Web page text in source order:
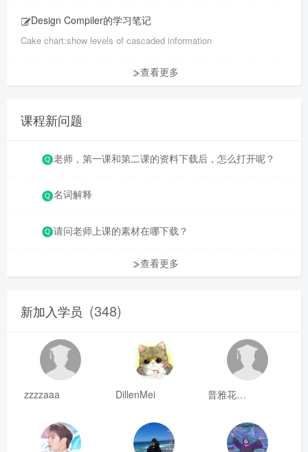
Design Compiler的学习笔记
Cake chart:show levels of cascaded information
查看更多
课程新问题
老师，第一课和第二课的资料下载后，怎么打开呢？
名词解释
请问老师上课的素材在哪下载？
查看更多
新加入学员 (348)
zzzzaaa DillenMei 普雅花qya